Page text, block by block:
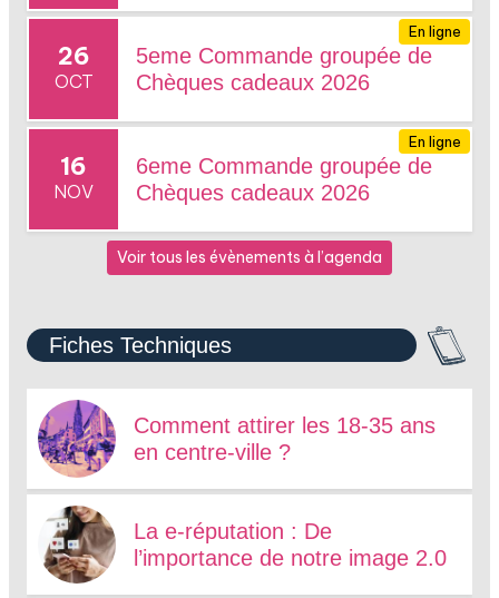
26
OCT
5eme Commande groupée de
Chèques cadeaux 2026
En ligne
16
NOV
6eme Commande groupée de
Chèques cadeaux 2026
En ligne
Voir tous les évènements à l’agenda
Fiches Techniques
Comment attirer les 18-35 ans
en centre-ville ?
La e-réputation : De
l’importance de notre image 2.0